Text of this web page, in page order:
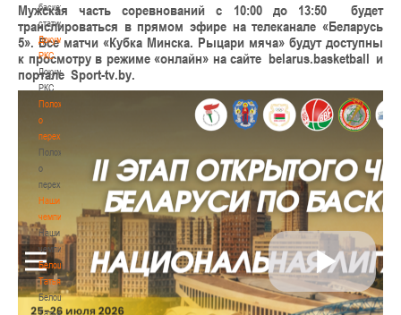
баскетбольной
статистике
Документы
РКС
Документы
РКС
Положение
о
переходах
Положение
о
переходах
Наши
чемпионы
Наши
чемпионы
Белошапко
Татьяна
Белошапко
Татьяна
Мужская часть соревнований с 10:00 до 13:50 будет
транслироваться в прямом эфире на телеканале «Беларусь
5». Все матчи «Кубка Минска. Рыцари мяча» будут доступны
к просмотру в режиме «онлайн» на сайте belarus.basketball и
портале Sport-tv.by.